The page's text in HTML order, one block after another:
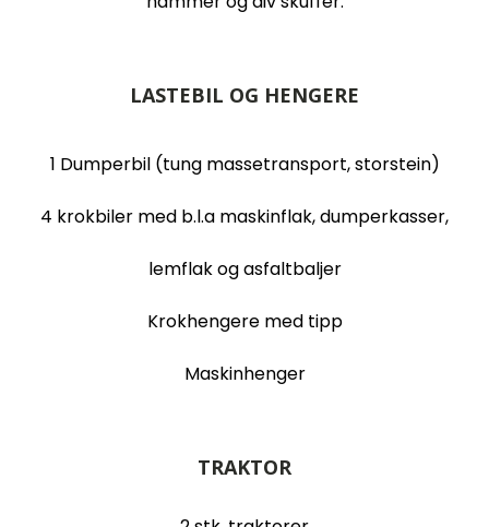
LASTEBIL OG HENGERE
1 Dumperbil (tung massetransport, storstein)
4 krokbiler med b.l.a maskinflak, dumperkasser,
lemflak og asfaltbaljer
Krokhengere med tipp
Maskinhenger
TRAKTOR